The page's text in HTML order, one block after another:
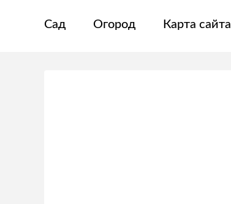
Сад Огород Карта сайта